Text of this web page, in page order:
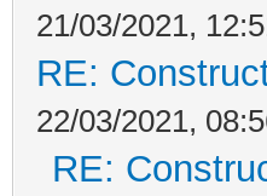
21/03/2021,
RE:
22/03/2021,
RE: